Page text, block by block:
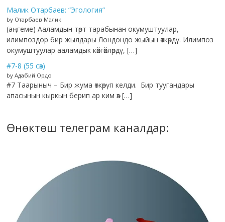
Малик Отарбаев: “Эгология”
by Отарбаев Малик
(аңгеме) Ааламдын төрт тарабынан окумуштуулар,
илимпоздор бир жылдары Лондондо жыйын өткөрдү. Илимпоз
окумуштуулар ааламдык көйгөйлөрдү, […]
#7-8 (55 сөз)
by Адабий Ордо
#7 Таарыныч – Бир жума өткөрүп келди. Бир туугандары
апасынын кыркын берип ар ким өз […]
Өнөктөш телеграм каналдар: